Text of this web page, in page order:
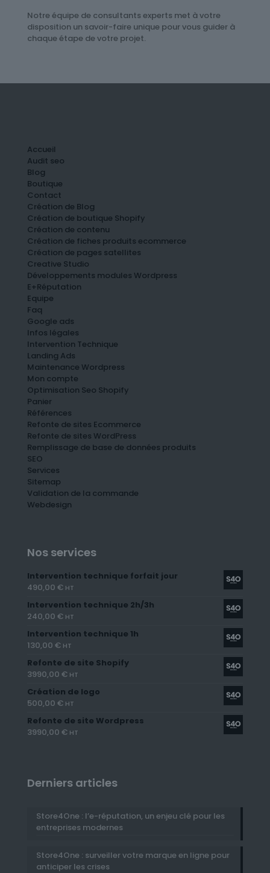
Notre équipe de consultants experts met à votre
disposition un savoir-faire unique pour vous guider à
chaque étape de votre projet.
Accueil
Audit seo
Blog
Boutique
Contact
Création de Blog
Création de boutique Shopify
Création de contenu
Création de fiches produits ecommerce
Création de pages satellites
Creative Studio
Développements modules Wordpress
E+Réputation
Equipe
Faq
Google ads
Infos légales
Intervention Technique
Landing Ads
Maintenance Wordpress
Mon compte
Optimisation Seo Shopify
Panier
Références
Refonte de sites Ecommerce
Refonte de sites WordPress
Remplissage de base de données produits
SEO
Services
Sitemap
Validation de la commande
Webdesign
Nos services
Intervention technique forfait jour
490,00 € HT
Intervention technique 2h/3h
240,00 € HT
Intervention technique 1h
130,00 € HT
Refonte de site Shopify
3990,00 € HT
Création de logo
500,00 € HT
Refonte de site Wordpress
3990,00 € HT
Derniers articles
Store4One : l’e-réputation, un enjeu clé pour les
entreprises modernes
Store4One : surveiller votre marque en ligne pour
anticiper les crises